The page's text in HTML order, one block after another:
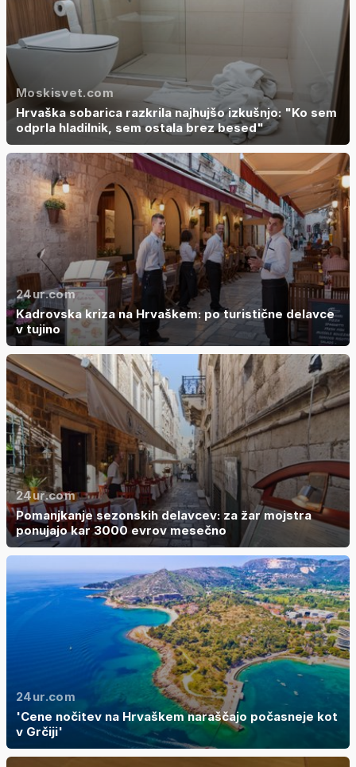
Moskisvet.com
Hrvaška sobarica razkrila najhujšo izkušnjo: "Ko sem
odprla hladilnik, sem ostala brez besed"
24ur.com
Kadrovska kriza na Hrvaškem: po turistične delavce
v tujino
24ur.com
Pomanjkanje sezonskih delavcev: za žar mojstra
ponujajo kar 3000 evrov mesečno
24ur.com
'Cene nočitev na Hrvaškem naraščajo počasneje kot
v Grčiji'